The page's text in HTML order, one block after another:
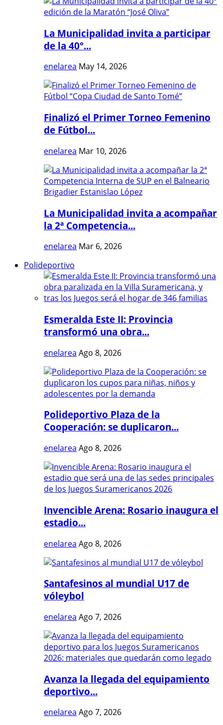
La Municipalidad invita a participar
de la 40°...
enelarea May 14, 2026
Finalizó el Primer Torneo Femenino
de Fútbol...
enelarea Mar 10, 2026
La Municipalidad invita a acompañar
la 2ª Competencia...
enelarea Mar 6, 2026
Polideportivo
Esmeralda Este II: Provincia
transformó una obra...
enelarea Ago 8, 2026
Polideportivo Plaza de la
Cooperación: se duplicaron...
enelarea Ago 8, 2026
Invencible Arena: Rosario inaugura el
estadio...
enelarea Ago 8, 2026
Santafesinos al mundial U17 de
vóleybol
enelarea Ago 7, 2026
Avanza la llegada del equipamiento
deportivo...
enelarea Ago 7, 2026